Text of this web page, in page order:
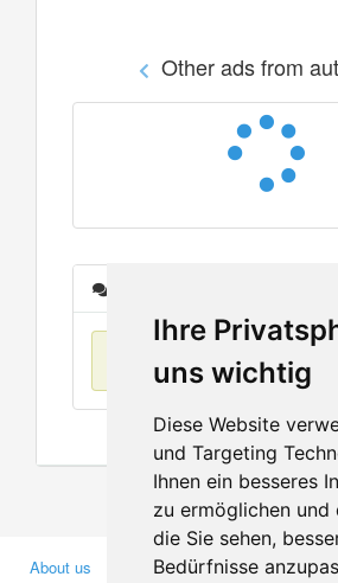
Ihre
uns wichtig
Diese Website
und Targeting
Ihnen ein besseres
zu ermöglichen und
die Sie sehen,
Bedürfnisse
Other ads from
No items found
About us